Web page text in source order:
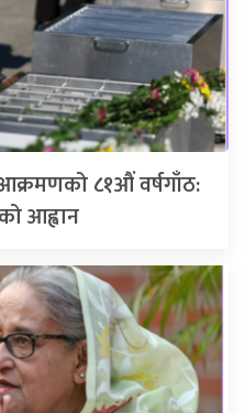
८१औं वर्षगाँठ:
आह्वान